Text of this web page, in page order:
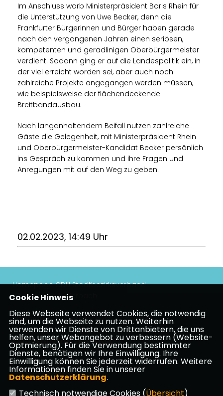
Im Anschluss warb Ministerpräsident Boris Rhein für
die Unterstützung von Uwe Becker, denn die
Frankfurter Bürgerinnen und Bürger haben gerade
nach den vergangenen Jahren einen seriösen,
kompetenten und geradlinigen Oberbürgermeister
verdient. Sodann ging er auf die Landespolitik ein, in
der viel erreicht worden sei, aber auch noch
zahlreiche Projekte angegangen werden müssen,
wie beispielsweise der flächendeckende
Breitbandausbau.
Nach langanhaltendem Beifall nutzen zahlreiche
Gäste die Gelegenheit, mit Ministerpräsident Rhein
und Oberbürgermeister-Kandidat Becker persönlich
ins Gespräch zu kommen und ihre Fragen und
Anregungen mit auf den Weg zu geben.
02.02.2023, 14:49 Uhr
Homepage CDU Stadtbezirksverband
Höchst/Unterliederbach
Impressum Datenschutz Kontakt
CDU Frankfurt am Main
CDU in Hessen
Cookie Hinweis
Diese Webseite verwendet Cookies, die notwendig
sind, um die Webseite zu nutzen. Weiterhin
verwenden wir Dienste von Drittanbietern, die uns
helfen, unser Webangebot zu verbessern (Website-
Optmierung). Für die Verwendung bestimmter
Dienste, benötigen wir Ihre Einwilligung. Ihre
Einwilligung können Sie jederzeit widerrufen. Weitere
Informationen finden Sie in unserer
Datenschutzerklärung.
Technisch notwendige Cookies (Übersicht)